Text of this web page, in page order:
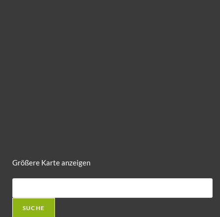
Größere Karte anzeigen
SUCHE